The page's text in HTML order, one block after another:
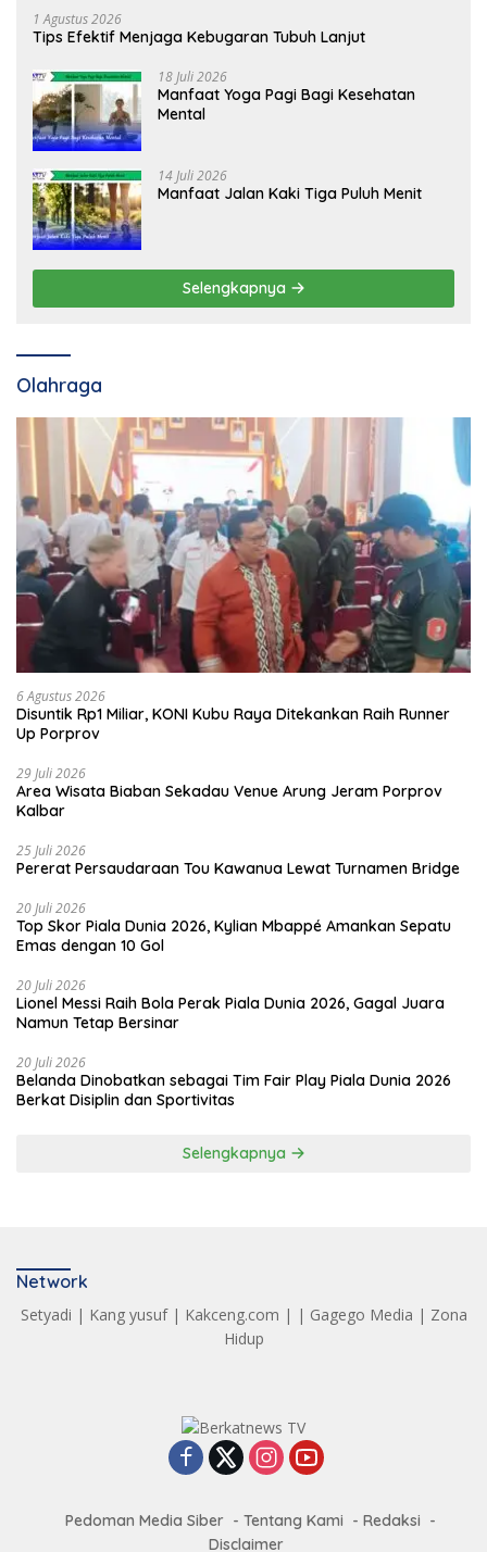
1 Agustus 2026
Tips Efektif Menjaga Kebugaran Tubuh Lanjut
18 Juli 2026
Manfaat Yoga Pagi Bagi Kesehatan
Mental
14 Juli 2026
Manfaat Jalan Kaki Tiga Puluh Menit
Selengkapnya
Olahraga
6 Agustus 2026
Disuntik Rp1 Miliar, KONI Kubu Raya Ditekankan Raih Runner
Up Porprov
29 Juli 2026
Area Wisata Biaban Sekadau Venue Arung Jeram Porprov
Kalbar
25 Juli 2026
Pererat Persaudaraan Tou Kawanua Lewat Turnamen Bridge
20 Juli 2026
Top Skor Piala Dunia 2026, Kylian Mbappé Amankan Sepatu
Emas dengan 10 Gol
20 Juli 2026
Lionel Messi Raih Bola Perak Piala Dunia 2026, Gagal Juara
Namun Tetap Bersinar
20 Juli 2026
Belanda Dinobatkan sebagai Tim Fair Play Piala Dunia 2026
Berkat Disiplin dan Sportivitas
Selengkapnya
Network
Setyadi | Kang yusuf| Kakceng.com | | Gagego Media | Zona
Hidup
Pedoman Media Siber Tentang Kami
Redaksi
Disclaimer